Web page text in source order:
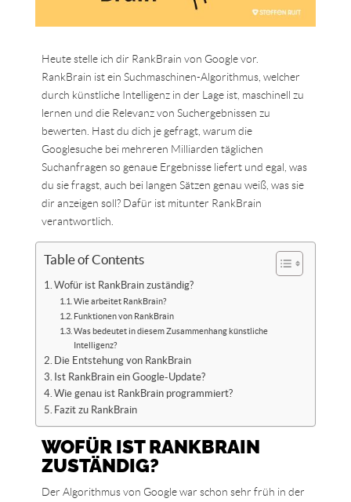
Heute stelle ich dir RankBrain von Google vor.
RankBrain ist ein Suchmaschinen-Algorithmus, welcher
durch künstliche Intelligenz in der Lage ist, maschinell zu
lernen und die Relevanz von Suchergebnissen zu
bewerten. Hast du dich je gefragt, warum die
Googlesuche bei mehreren Milliarden täglichen
Suchanfragen so genaue Ergebnisse liefert und egal, was
du sie fragst, auch bei langen Sätzen genau weiß, was sie
dir anzeigen soll? Dafür ist mitunter RankBrain
verantwortlich.
Table of Contents
Wofür ist RankBrain zuständig?
Wie arbeitet RankBrain?
Funktionen von RankBrain
Was bedeutet in diesem Zusammenhang künstliche
Intelligenz?
Die Entstehung von RankBrain
Ist RankBrain ein Google-Update?
Wie genau ist RankBrain programmiert?
Fazit zu RankBrain
WOFÜR IST RANKBRAIN
ZUSTÄNDIG?
Der Algorithmus von Google war schon sehr früh in der